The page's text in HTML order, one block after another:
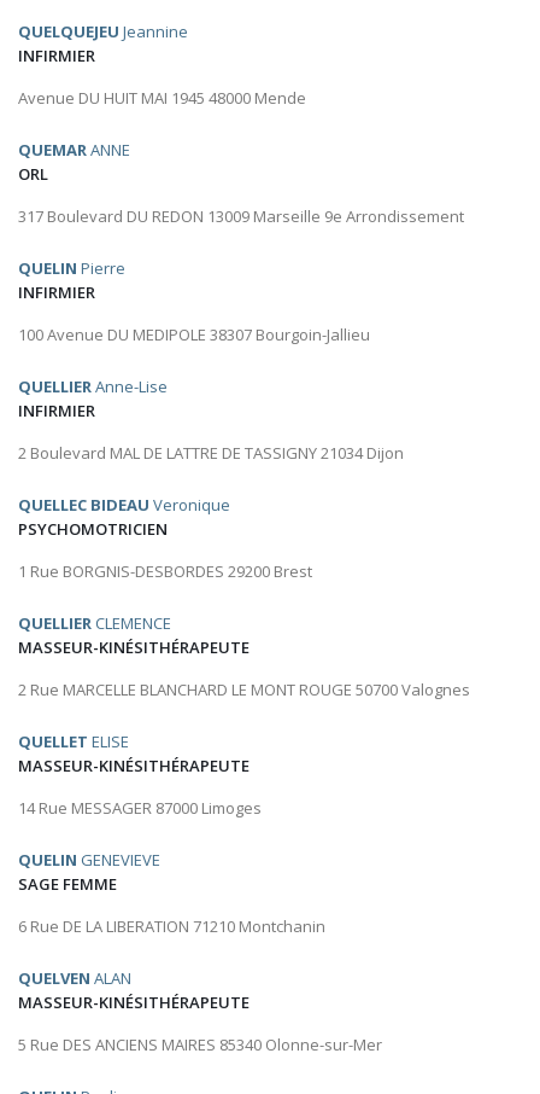
QUELQUEJEU Jeannine
INFIRMIER
Avenue DU HUIT MAI 1945 48000 Mende
QUEMARANNE
ORL
317 Boulevard DU REDON 13009 Marseille 9e Arrondissement
QUELIN Pierre
INFIRMIER
100 Avenue DU MEDIPOLE 38307 Bourgoin-Jallieu
QUELLIERAnne-Lise
INFIRMIER
2 Boulevard MAL DE LATTRE DE TASSIGNY 21034 Dijon
QUELLEC BIDEAU Veronique
PSYCHOMOTRICIEN
1 Rue BORGNIS-DESBORDES 29200 Brest
QUELLIER CLEMENCE
MASSEUR-KINÉSITHÉRAPEUTE
2 Rue MARCELLE BLANCHARD LE MONT ROUGE 50700 Valognes
QUELLET ELISE
MASSEUR-KINÉSITHÉRAPEUTE
14 Rue MESSAGER 87000 Limoges
QUELIN GENEVIEVE
SAGE FEMME
6 Rue DE LA LIBERATION 71210 Montchanin
QUELVEN ALAN
MASSEUR-KINÉSITHÉRAPEUTE
5 Rue DES ANCIENS MAIRES 85340 Olonne-sur-Mer